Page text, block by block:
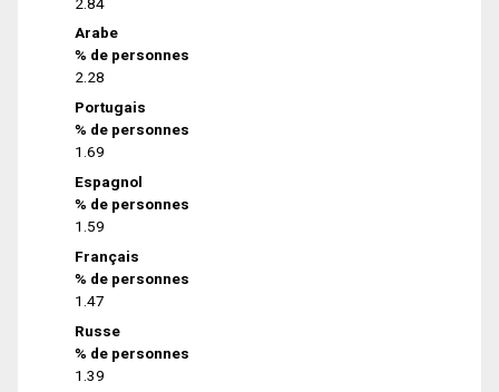
Arabe
% de personnes
2.28
Portugais
% de personnes
1.69
Espagnol
% de personnes
1.59
Français
% de personnes
1.47
Russe
% de personnes
1.39